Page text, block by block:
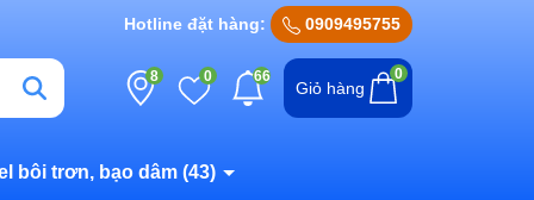
Hotline đặt hàng: 0909495755
8 0 66
Giỏ hàng
0
bôi trơn, bạo dâm (43)